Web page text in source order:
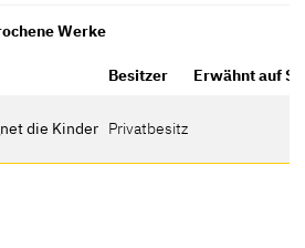
Werke
Besitzer Erwähnt auf
die Kinder Privatbesitz